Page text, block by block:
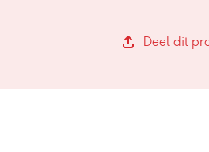
Deel dit